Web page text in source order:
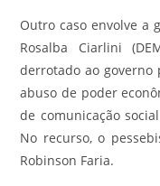
Outro caso envolve a
Rosalba Ciarlini
derrotado ao governo
abuso de poder
de comunicação
No recurso, o
Robinson Faria.